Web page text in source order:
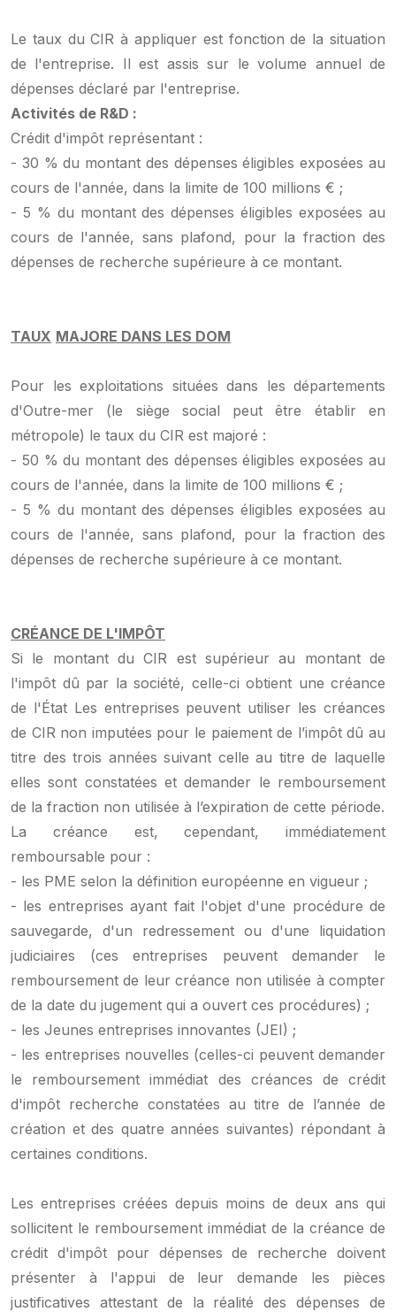
Le taux du CIR à appliquer est fonction de la situation
de l'entreprise. Il est assis sur le volume annuel de
dépenses déclaré par l'entreprise.
Activités de R&D :
Crédit d'impôt représentant :
- 30 % du montant des dépenses éligibles exposées au
cours de l'année, dans la limite de 100 millions € ;
- 5 % du montant des dépenses éligibles exposées au
cours de l'année, sans plafond, pour la fraction des
dépenses de recherche supérieure à ce montant.
TAUX MAJORE DANS LES DOM
Pour les exploitations situées dans les départements
d'Outre-mer (le siège social peut être établir en
métropole) le taux du CIR est majoré :
- 50 % du montant des dépenses éligibles exposées au
cours de l'année, dans la limite de 100 millions € ;
- 5 % du montant des dépenses éligibles exposées au
cours de l'année, sans plafond, pour la fraction des
dépenses de recherche supérieure à ce montant.
CRÉANCE DE L'IMPÔT
Si le montant du CIR est supérieur au montant de
l'impôt dû par la société, celle-ci obtient une créance
de l'État Les entreprises peuvent utiliser les créances
de CIR non imputées pour le paiement de l’impôt dû au
titre des trois années suivant celle au titre de laquelle
elles sont constatées et demander le remboursement
de la fraction non utilisée à l’expiration de cette période.
La créance est, cependant, immédiatement
remboursable pour :
- les PME selon la définition européenne en vigueur ;
- les entreprises ayant fait l'objet d'une procédure de
sauvegarde, d'un redressement ou d'une liquidation
judiciaires (ces entreprises peuvent demander le
remboursement de leur créance non utilisée à compter
de la date du jugement qui a ouvert ces procédures) ;
- les Jeunes entreprises innovantes (JEI) ;
- les entreprises nouvelles (celles-ci peuvent demander
le remboursement immédiat des créances de crédit
d'impôt recherche constatées au titre de l’année de
création et des quatre années suivantes) répondant à
certaines conditions.
Les entreprises créées depuis moins de deux ans qui
sollicitent le remboursement immédiat de la créance de
crédit d'impôt pour dépenses de recherche doivent
présenter à l'appui de leur demande les pièces
justificatives attestant de la réalité des dépenses de